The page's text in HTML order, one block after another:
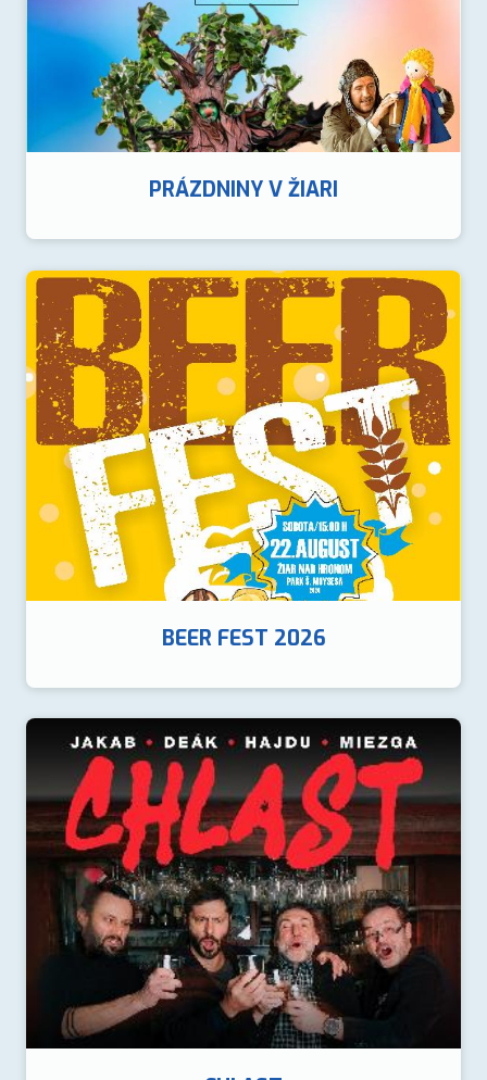
PRÁZDNINY V ŽIARI
BEER FEST 2026